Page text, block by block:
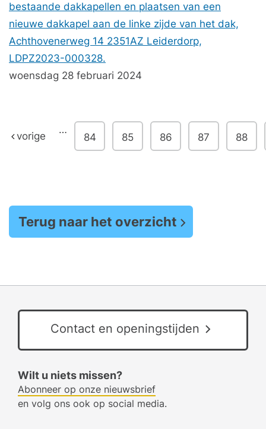
bestaande dakkapellen en plaatsen van een
nieuwe dakkapel aan de linke zijde van het dak,
Achthovenerweg 14 2351AZ Leiderdorp,
LDPZ2023-000328.
woensdag 28 februari 2024
vorige
…
84 85 86 87 88
Terug naar het overzicht
Contact en openingstijden
Wilt u niets missen?
Abonneer op onze nieuwsbrief
en volg ons ook op social media.